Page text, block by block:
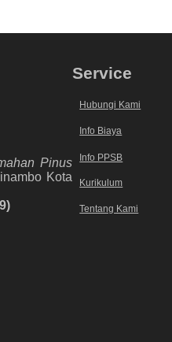
Pinus
Kota
Service
Hubungi Kami
Info Biaya
Info PPSB
Kurikulum
Tentang Kami